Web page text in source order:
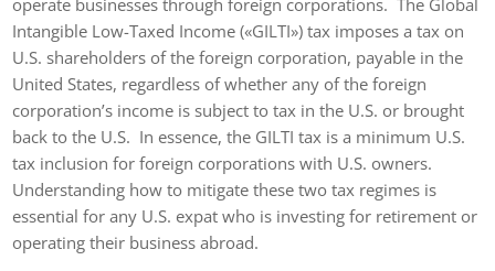
Intangible Low-Taxed Income («GILTI») tax imposes a tax on
U.S. shareholders of the foreign corporation, payable in the
United States, regardless of whether any of the foreign
corporation’s income is subject to tax in the U.S. or brought
back to the U.S. In essence, the GILTI tax is a minimum U.S.
tax inclusion for foreign corporations with U.S. owners.
Understanding how to mitigate these two tax regimes is
essential for any U.S. expat who is investing for retirement or
operating their business abroad.